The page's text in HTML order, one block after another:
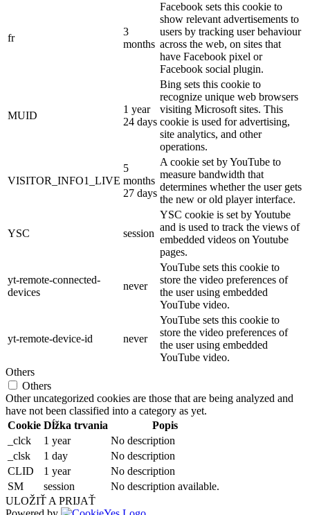
fr
3
months
Facebook sets this cookie to
show relevant advertisements to
users by tracking user behaviour
across the web, on sites that
have Facebook pixel or
Facebook social plugin.
MUID
1 year
24 days
Bing sets this cookie to
recognize unique web browsers
visiting Microsoft sites. This
cookie is used for advertising,
site analytics, and other
operations.
VISITOR_INFO1_LIVE
5
months
27 days
A cookie set by YouTube to
measure bandwidth that
determines whether the user gets
the new or old player interface.
YSC session
YSC cookie is set by Youtube
and is used to track the views of
embedded videos on Youtube
pages.
yt-remote-connected-
devices
never
YouTube sets this cookie to
store the video preferences of
the user using embedded
YouTube video.
yt-remote-device-id never
YouTube sets this cookie to
store the video preferences of
the user using embedded
YouTube video.
Others
Others
Other uncategorized cookies are those that are being analyzed and
have not been classified into a category as yet.
Cookie Dĺžka trvania
Popis
_clck
1 year
No description
_clsk
1 day
No description
CLID
1 year
No description
SM
session
No description available.
ULOŽIŤ A PRIJAŤ